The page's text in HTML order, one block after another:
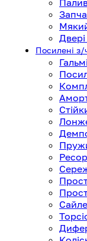
Двері
Посилені з/